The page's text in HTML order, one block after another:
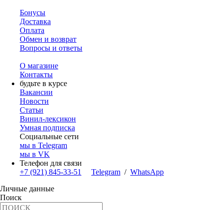
Бонусы
Доставка
Оплата
Обмен и возврат
Вопросы и ответы
О магазине
Контакты
будьте в курсе
Вакансии
Новости
Статьи
Винил-лексикон
Умная подписка
Социальные сети
мы в Telegram
мы в VK
Телефон для связи
+7 (921) 845-33-51
Telegram / WhatsApp
Личные данные
Поиск